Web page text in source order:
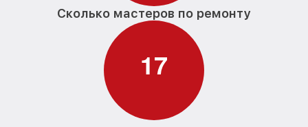
Сколько мастеров по ремонту
17